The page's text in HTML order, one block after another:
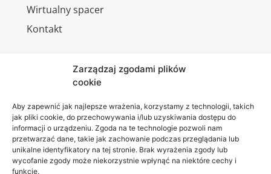
Zarządzaj zgodami plików
cookie
Aby zapewnić jak najlepsze wrażenia, korzystamy z technologii, takich
jak pliki cookie, do przechowywania i/lub uzyskiwania dostępu do
informacji o urządzeniu. Zgoda na te technologie pozwoli nam
przetwarzać dane, takie jak zachowanie podczas przeglądania lub
unikalne identyfikatory na tej stronie. Brak wyrażenia zgody lub
wycofanie zgody może niekorzystnie wpłynąć na niektóre cechy i
funkcje.
Wirtualny spacer
Kontakt
Akademia
WSEI
ul.
Projektowa
4